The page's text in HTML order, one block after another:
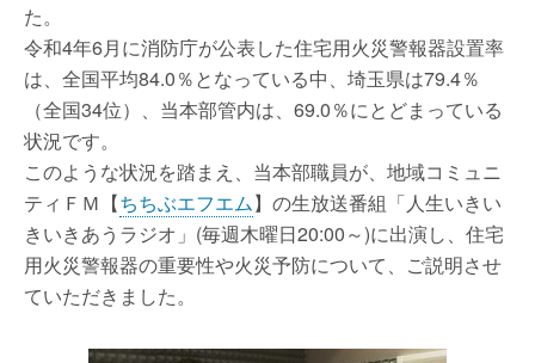
た。
令和4年6月に消防庁が公表した住宅用火災警報器設置率
は、全国平均84.0％となっている中、埼玉県は79.4％
（全国34位）、当本部管内は、69.0％にとどまっている
状況です。
このような状況を踏まえ、当本部職員が、地域コミュニ
ティＦＭ【ちちぶエフエム】の生放送番組「人生いきい
きいきあうラジオ」(毎週木曜日20:00～)に出演し、住宅
用火災警報器の重要性や火災予防について、ご説明させ
ていただきました。